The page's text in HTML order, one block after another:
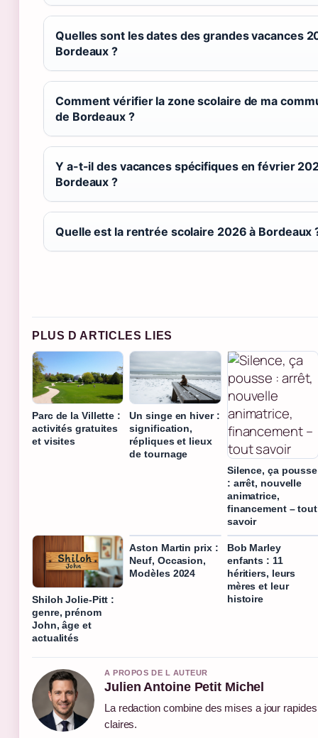
Quelles sont les dates des grandes vacances
Bordeaux ?
Comment vérifier la zone scolaire de ma
de Bordeaux ?
Y a-t-il des vacances spécifiques en février
Bordeaux ?
Quelle est la rentrée scolaire 2026 à Bordeaux
PLUS D ARTICLES LIES
Parc de la Villette :
activités gratuites
et visites
Un singe en hiver :
signification,
répliques et lieux
de tournage
Silence, ça pousse
: arrêt, nouvelle
animatrice,
financement – tout
savoir
Shiloh Jolie-Pitt :
genre, prénom
John, âge et
actualités
Aston Martin prix :
Neuf, Occasion,
Modèles 2024
Bob Marley
enfants : 11
héritiers, leurs
mères et leur
histoire
A PROPOS DE L AUTEUR
Julien Antoine Petit Michel
La redaction combine des mises a jour
claires.